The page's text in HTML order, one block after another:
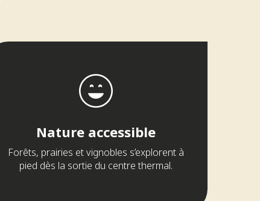
Nature accessible
Forêts, prairies et vignobles s’explorent à
pied dès la sortie du centre thermal.